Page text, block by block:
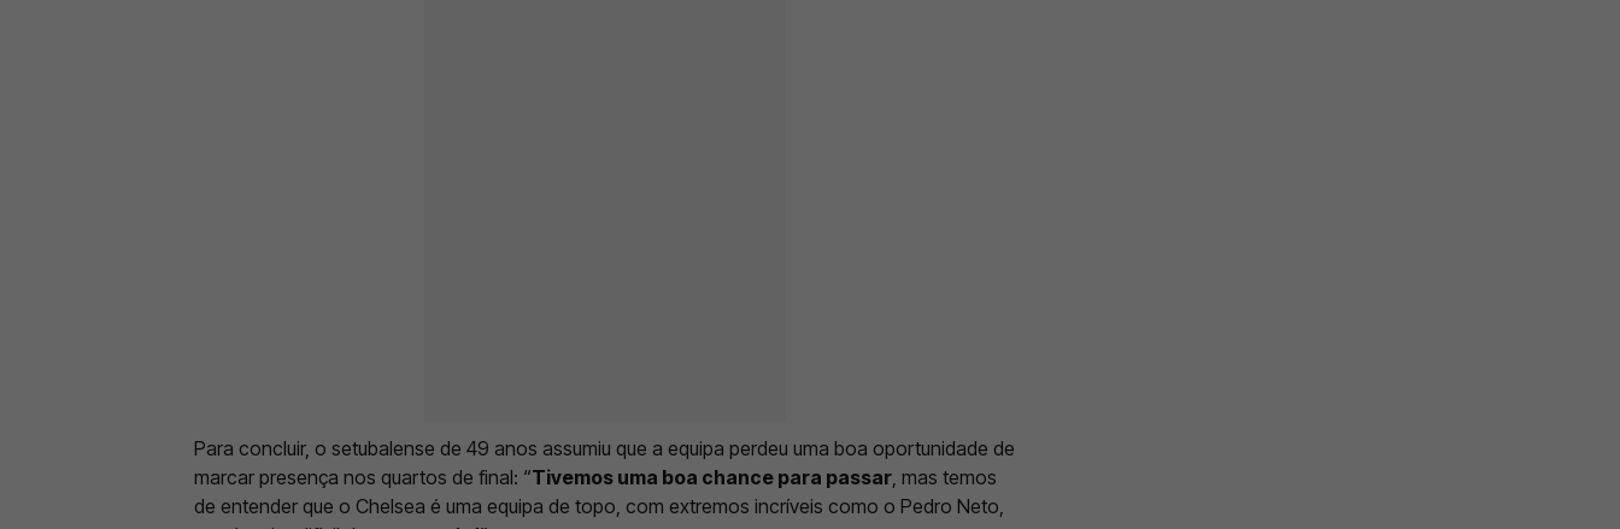
Para concluir, o setubalense de 49 anos assumiu que a equipa perdeu uma boa oportunidade de
marcar presença nos quartos de final: “Tivemos uma boa chance para passar , mas temos
de entender que o Chelsea é uma equipa de topo, com extremos incríveis como o Pedro Neto,